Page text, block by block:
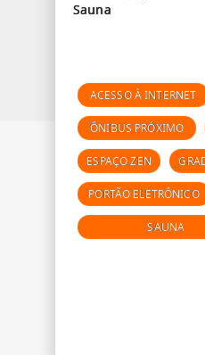
ACESSO À INTERNET
ÔNIBUS PRÓXIMO
ESPAÇO ZEN
PORTÃO ELETRÔNICO
SAUNA